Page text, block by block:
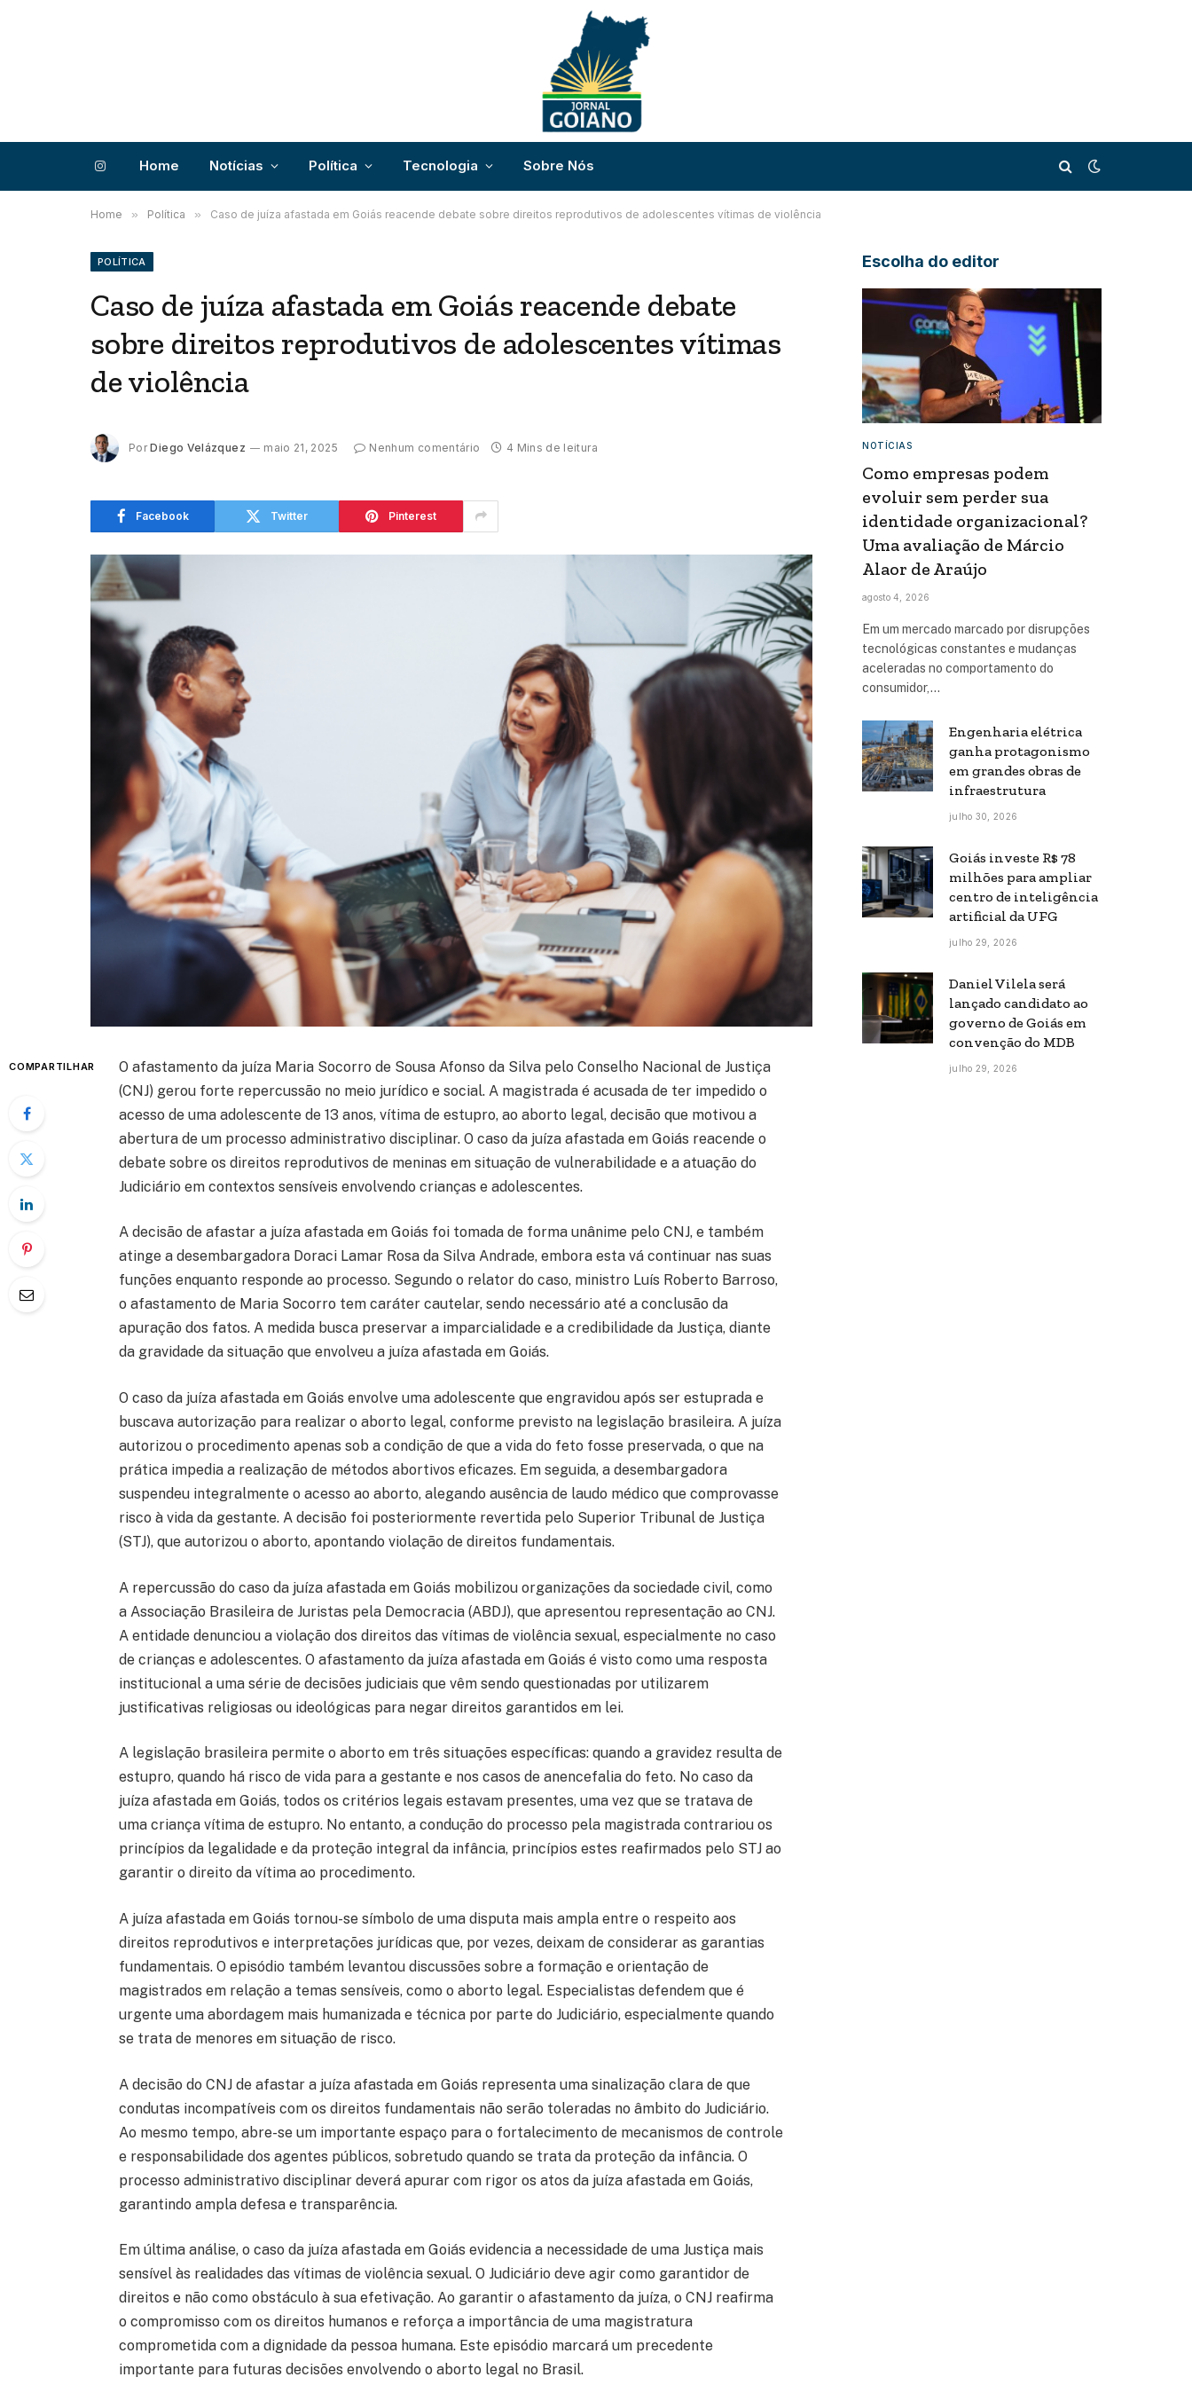
InstagramHome Notícias Política Tecnologia Sobre Nós
Home » Política » Caso de juíza afastada em Goiás reacende debate sobre direitos reprodutivos de adolescentes vítimas de violência
POLÍTICA
Caso de juíza afastada em Goiás reacende debate
sobre direitos reprodutivos de adolescentes vítimas
de violência
Por Diego Velázquez maio 21, 2025 Nenhum comentário 4 Mins de leitura
Facebook Twitter Pinterest
COMPARTILHAR
O afastamento da juíza Maria Socorro de Sousa Afonso da Silva pelo Conselho Nacional de Justiça
(CNJ) gerou forte repercussão no meio jurídico e social. A magistrada é acusada de ter impedido o
acesso de uma adolescente de 13 anos, vítima de estupro, ao aborto legal, decisão que motivou a
abertura de um processo administrativo disciplinar. O caso da juíza afastada em Goiás reacende o
debate sobre os direitos reprodutivos de meninas em situação de vulnerabilidade e a atuação do
Judiciário em contextos sensíveis envolvendo crianças e adolescentes.
A decisão de afastar a juíza afastada em Goiás foi tomada de forma unânime pelo CNJ, e também
atinge a desembargadora Doraci Lamar Rosa da Silva Andrade, embora esta vá continuar nas suas
funções enquanto responde ao processo. Segundo o relator do caso, ministro Luís Roberto Barroso,
o afastamento de Maria Socorro tem caráter cautelar, sendo necessário até a conclusão da
apuração dos fatos. A medida busca preservar a imparcialidade e a credibilidade da Justiça, diante
da gravidade da situação que envolveu a juíza afastada em Goiás.
O caso da juíza afastada em Goiás envolve uma adolescente que engravidou após ser estuprada e
buscava autorização para realizar o aborto legal, conforme previsto na legislação brasileira. A juíza
autorizou o procedimento apenas sob a condição de que a vida do feto fosse preservada, o que na
prática impedia a realização de métodos abortivos eficazes. Em seguida, a desembargadora
suspendeu integralmente o acesso ao aborto, alegando ausência de laudo médico que comprovasse
risco à vida da gestante. A decisão foi posteriormente revertida pelo Superior Tribunal de Justiça
(STJ), que autorizou o aborto, apontando violação de direitos fundamentais.
A repercussão do caso da juíza afastada em Goiás mobilizou organizações da sociedade civil, como
a Associação Brasileira de Juristas pela Democracia (ABDJ), que apresentou representação ao CNJ.
A entidade denunciou a violação dos direitos das vítimas de violência sexual, especialmente no caso
de crianças e adolescentes. O afastamento da juíza afastada em Goiás é visto como uma resposta
institucional a uma série de decisões judiciais que vêm sendo questionadas por utilizarem
justificativas religiosas ou ideológicas para negar direitos garantidos em lei.
A legislação brasileira permite o aborto em três situações específicas: quando a gravidez resulta de
estupro, quando há risco de vida para a gestante e nos casos de anencefalia do feto. No caso da
juíza afastada em Goiás, todos os critérios legais estavam presentes, uma vez que se tratava de
uma criança vítima de estupro. No entanto, a condução do processo pela magistrada contrariou os
princípios da legalidade e da proteção integral da infância, princípios estes reafirmados pelo STJ ao
garantir o direito da vítima ao procedimento.
A juíza afastada em Goiás tornou-se símbolo de uma disputa mais ampla entre o respeito aos
direitos reprodutivos e interpretações jurídicas que, por vezes, deixam de considerar as garantias
fundamentais. O episódio também levantou discussões sobre a formação e orientação de
magistrados em relação a temas sensíveis, como o aborto legal. Especialistas defendem que é
urgente uma abordagem mais humanizada e técnica por parte do Judiciário, especialmente quando
se trata de menores em situação de risco.
A decisão do CNJ de afastar a juíza afastada em Goiás representa uma sinalização clara de que
condutas incompatíveis com os direitos fundamentais não serão toleradas no âmbito do Judiciário.
Ao mesmo tempo, abre-se um importante espaço para o fortalecimento de mecanismos de controle
e responsabilidade dos agentes públicos, sobretudo quando se trata da proteção da infância. O
processo administrativo disciplinar deverá apurar com rigor os atos da juíza afastada em Goiás,
garantindo ampla defesa e transparência.
Em última análise, o caso da juíza afastada em Goiás evidencia a necessidade de uma Justiça mais
sensível às realidades das vítimas de violência sexual. O Judiciário deve agir como garantidor de
direitos e não como obstáculo à sua efetivação. Ao garantir o afastamento da juíza, o CNJ reafirma
o compromisso com os direitos humanos e reforça a importância de uma magistratura
comprometida com a dignidade da pessoa humana. Este episódio marcará um precedente
importante para futuras decisões envolvendo o aborto legal no Brasil.
Escolha do editor
NOTÍCIAS
Como empresas podem
evoluir sem perder sua
identidade organizacional?
Uma avaliação de Márcio
Alaor de Araújo
agosto 4, 2026
Em um mercado marcado por disrupções
tecnológicas constantes e mudanças
aceleradas no comportamento do
consumidor,…
Engenharia elétrica
ganha protagonismo
em grandes obras de
infraestrutura
julho 30, 2026
Goiás investe R$ 78
milhões para ampliar
centro de inteligência
artificial da UFG
julho 29, 2026
Daniel Vilela será
lançado candidato ao
governo de Goiás em
convenção do MDB
julho 29, 2026